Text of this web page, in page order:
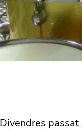
Divendres passat